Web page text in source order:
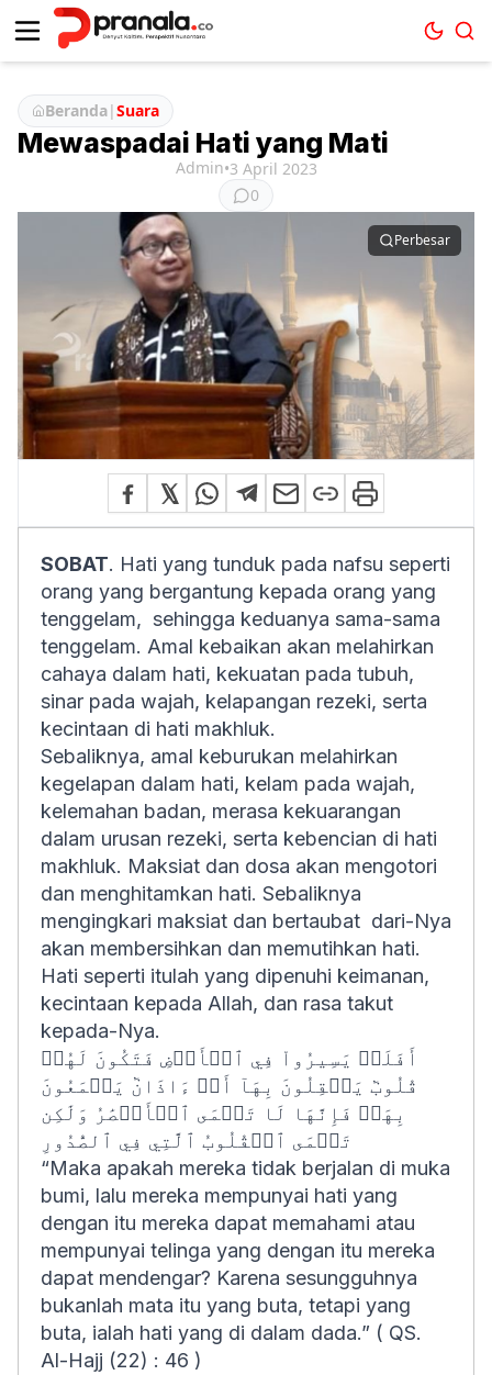
Beranda|Suara
Mewaspadai Hati yang Mati
Admin•3 April 2023
0
Perbesar
SOBAT. Hati yang tunduk pada nafsu seperti
orang yang bergantung kepada orang yang
tenggelam, sehingga keduanya sama-sama
tenggelam. Amal kebaikan akan melahirkan
cahaya dalam hati, kekuatan pada tubuh,
sinar pada wajah, kelapangan rezeki, serta
kecintaan di hati makhluk.
Sebaliknya, amal keburukan melahirkan
kegelapan dalam hati, kelam pada wajah,
kelemahan badan, merasa kekuarangan
dalam urusan rezeki, serta kebencian di hati
makhluk. Maksiat dan dosa akan mengotori
dan menghitamkan hati. Sebaliknya
mengingkari maksiat dan bertaubat dari-Nya
akan membersihkan dan memutihkan hati.
Hati seperti itulah yang dipenuhi keimanan,
kecintaan kepada Allah, dan rasa takut
kepada-Nya.
أَفَلَمۡ يَسِيرُواْ فِي ٱلۡأَرۡضِ فَتَكُونَ لَهُمۡ
قُلُوبٞ يَعۡقِلُونَ بِهَآ أَوۡ ءَاذَانٞ يَسۡمَعُونَ
بِهَاۖ فَإِنَّهَا لَا تَعۡمَى ٱلۡأَبۡصَٰرُ وَلَٰكِن
تَعۡمَى ٱلۡقُلُوبُ ٱلَّتِي فِي ٱلصُّدُورِ
“Maka apakah mereka tidak berjalan di muka
bumi, lalu mereka mempunyai hati yang
dengan itu mereka dapat memahami atau
mempunyai telinga yang dengan itu mereka
dapat mendengar? Karena sesungguhnya
bukanlah mata itu yang buta, tetapi yang
buta, ialah hati yang di dalam dada.” ( QS.
Al-Hajj (22) : 46 )